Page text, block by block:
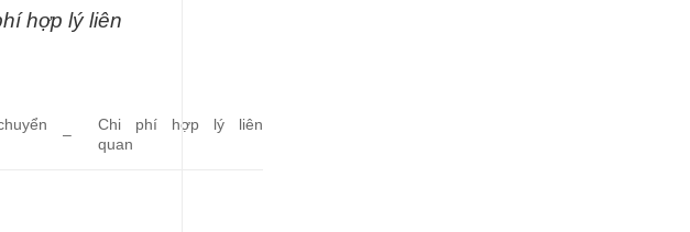
hợp lý liên
–
Chi phí hợp lý liên
quan